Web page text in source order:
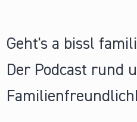
Geht's a bissl
Der Podcast rund